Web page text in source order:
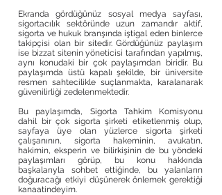
Ekranda gördüğünüz sosyal medya sayfası,
sigortacılık sektöründe uzun zamandır aktif,
sigorta ve hukuk branşında iştigal eden binlerce
takipçisi olan bir sitedir. Gördüğünüz paylaşım
ise bizzat sitenin yöneticisi tarafından yapılmış,
aynı konudaki bir çok paylaşımdan biridir. Bu
paylaşımda üstü kapalı şekilde, bir üniversite
resmen sahtecilikle suçlanmakta, karalanarak
güvenilirliği zedelenmektedir.
Bu paylaşımda, Sigorta Tahkim Komisyonu
dahil bir çok sigorta şirketi etiketlenmiş olup,
sayfaya üye olan yüzlerce sigorta şirketi
çalışanının, sigorta hakeminin, avukatın,
hakimin, eksperin ve bilirkişinin de bu yöndeki
paylaşımları görüp, bu konu hakkında
başkalarıyla sohbet ettiğinde, bu yalanların
doğuracağı etkiyi düşünerek önlemek gerektiği
kanaatindeyim.